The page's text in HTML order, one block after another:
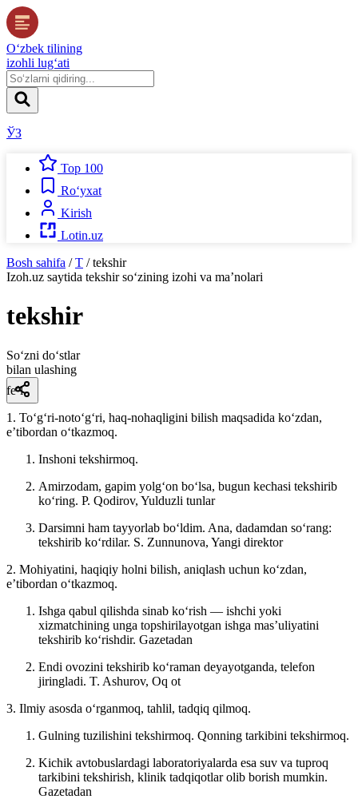
O‘zbek tilining
izohli lug‘ati
ЎЗ
Top 100
Ro‘yxat
Kirish
Lotin.uz
Bosh sahifa / T / tekshir
Izoh.uz saytida tekshirso‘zining izohi va ma’nolari
tekshir
So‘zni do‘stlar
bilan ulashing
fe’l
1. Toʻgʻri-notoʻgʻri, haq-nohaqligini bilish maqsadida koʻzdan,
eʼtibordan oʻtkazmoq.
Inshoni tekshirmoq.
Amirzodam, gapim yolgʻon boʻlsa, bugun kechasi tekshirib
koʻring. P. Qodirov, Yulduzli tunlar
Darsimni ham tayyorlab boʻldim. Ana, dadamdan soʻrang:
tekshirib koʻrdilar. S. Zunnunova, Yangi direktor
2. Mohiyatini, haqiqiy holni bilish, aniqlash uchun koʻzdan,
eʼtibordan oʻtkazmoq.
Ishga qabul qilishda sinab koʻrish — ishchi yoki
xizmatchining unga topshirilayotgan ishga masʼuliyatini
tekshirib koʻrishdir. Gazetadan
Endi ovozini tekshirib koʻraman deyayotganda, telefon
jiringladi. T. Ashurov, Oq ot
3. Ilmiy asosda oʻrganmoq, tahlil, tadqiq qilmoq.
Gulning tuzilishini tekshirmoq. Qonning tarkibini tekshirmoq.
Kichik avtobuslardagi laboratoriyalarda esa suv va tuproq
tarkibini tekshirish, klinik tadqiqotlar olib borish mumkin.
Gazetadan